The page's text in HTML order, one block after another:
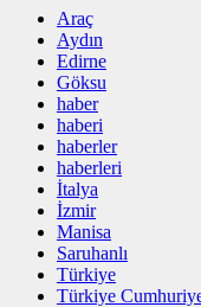
Araç
Aydın
Edirne
Göksu
haber
haberi
haberler
haberleri
İtalya
İzmir
Manisa
Saruhanlı
Türkiye
Türkiye